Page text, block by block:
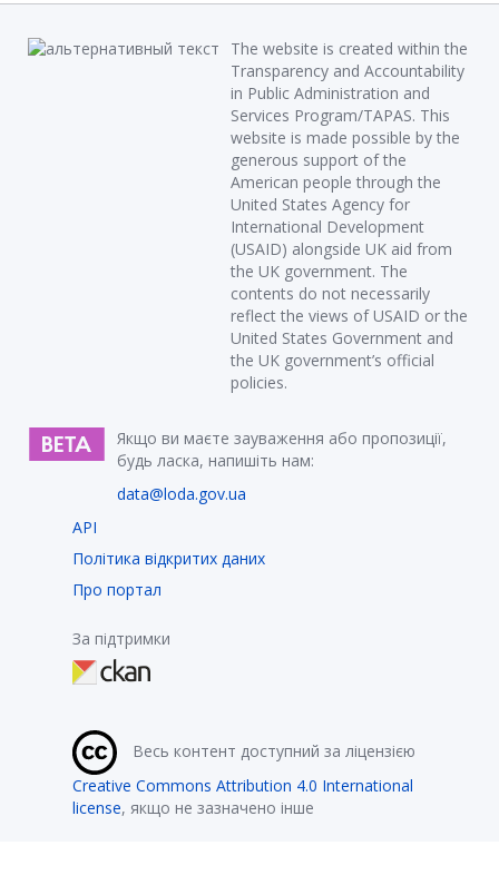
The website is created within the
Transparency and Accountability
in Public Administration and
Services Program/TAPAS. This
website is made possible by the
generous support of the
American people through the
United States Agency for
International Development
(USAID) alongside UK aid from
the UK government. The
contents do not necessarily
reflect the views of USAID or the
United States Government and
the UK government’s official
policies.
Якщо ви маєте зауваження або пропозиції,
будь ласка, напишіть нам:
data@loda.gov.ua
API
Політика відкритих даних
Про портал
За підтримки
Весь контент доступний за ліцензією
Creative Commons Attribution 4.0 International
license, якщо не зазначено інше